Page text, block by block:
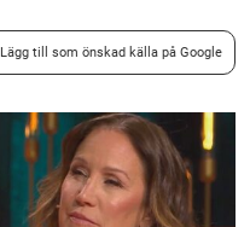
Lägg till som önskad källa på Google